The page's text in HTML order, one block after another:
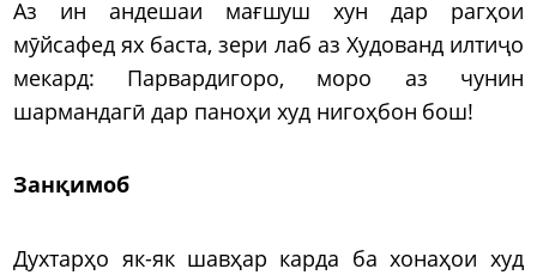
Аз ин андешаи мағшуш хун дар рагҳои
мӯйсафед ях баста, зери лаб аз Худованд илтиҷо
мекард: Парвардигоро, моро аз чунин
шармандагӣ дар паноҳи худ нигоҳбон бош!
Занқимоб
Духтарҳо як-як шавҳар карда ба хонаҳои худ